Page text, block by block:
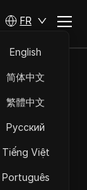
FR
English
简体中文
繁體中文
Русский
Tiếng Việt
Português
de